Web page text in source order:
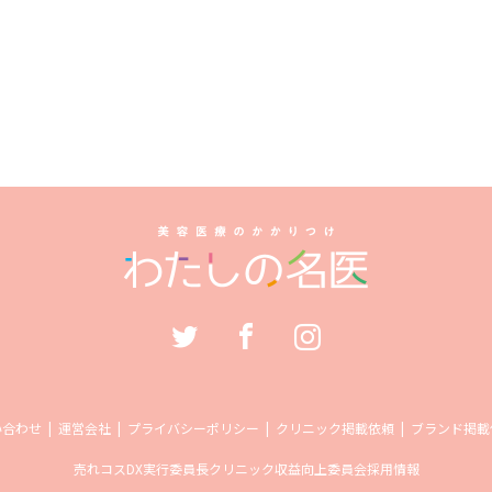
わせ 運営会社 プライバシーポリシー クリニック掲載依頼 ブランド掲
売れコスDX実行委員長クリニック収益向上委員会採用情報